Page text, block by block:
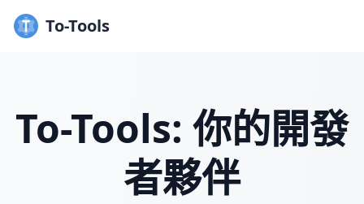
To-Tools
To-Tools: 你的開發
者夥伴